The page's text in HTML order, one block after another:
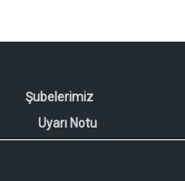
Şubelerimiz
Uyarı Notu